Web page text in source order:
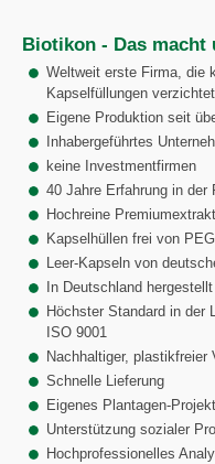
Biotikon - Das macht
Weltweit erste Firma, die
Kapselfüllungen verzichtet
Eigene Produktion seit
Inhabergeführtes
keine Investmentfirmen
40 Jahre Erfahrung in der
Hochreine
Kapselhüllen frei von
Leer-Kapseln von
In Deutschland hergestellt
Höchster Standard in der
ISO 9001
Nachhaltiger, plastikfreier
Schnelle Lieferung
Eigenes Plantagen-Projekt
Unterstützung sozialer
Hochprofessionelles